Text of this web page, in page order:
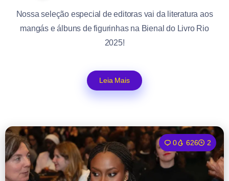
Nossa seleção especial de editoras vai da literatura aos
mangás e álbuns de figurinhas na Bienal do Livro Rio
2025!
Leia Mais
0 626 2